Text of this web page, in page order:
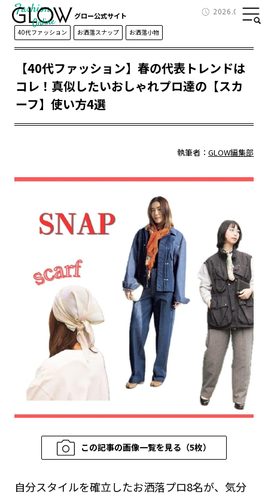
グロー公式サイト 2026.04.02
Fashion
40代ファッション お洒落スナップ お洒落小物
【40代ファッション】春の代表トレンドは
コレ！真似したいおしゃれプロ達の【スカ
ーフ】使い方4選
執筆者：GLOW編集部
この記事の画像一覧を見る（5枚）
自分スタイルを確立したお洒落プロ8名が、気分